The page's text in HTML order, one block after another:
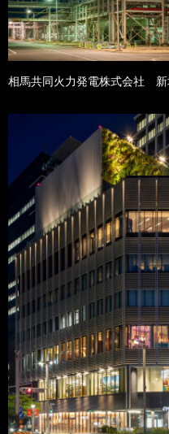
相馬共同火力発電株式会社